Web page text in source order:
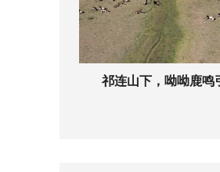
祁连山下，呦呦鹿鸣